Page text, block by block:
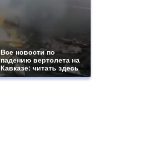
Все новости по
падению вертолета на
Кавказе: читать здесь